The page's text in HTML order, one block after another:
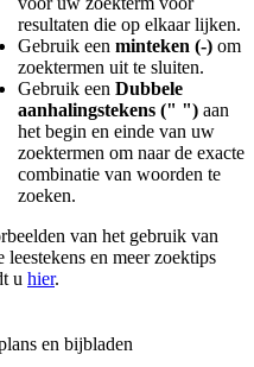
resultaten die op elkaar lijken.
Gebruik een minteken (-) om
zoektermen uit te sluiten.
Gebruik een Dubbele
aanhalingstekens (" ") aan
het begin en einde van uw
zoektermen om naar de exacte
combinatie van woorden te
zoeken.
van het gebruik van
leestekens en meer zoektips
u hier.
en bijbladen